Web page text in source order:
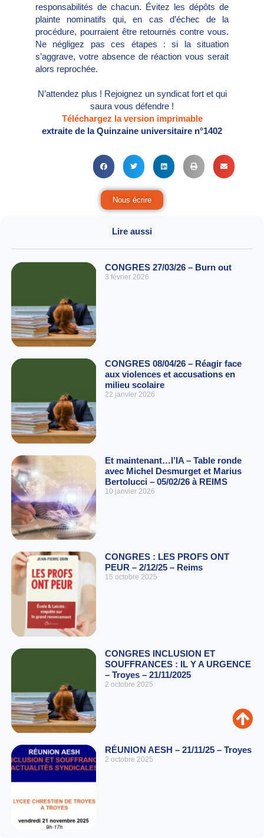
responsabilités de chacun. Évitez les dépôts de
plainte nominatifs qui, en cas d’échec de la
procédure, pourraient être retournés contre vous.
Ne négligez pas ces étapes : si la situation
s’aggrave, votre absence de réaction vous serait
alors reprochée.
N’attendez plus ! Rejoignez un syndicat fort et qui
saura vous défendre !
Téléchargez la version imprimable
extraite de la Quinzaine universitaire n°1402
Nous écrire
Lire aussi
CONGRES 27/03/26 – Burn out
3 février 2026
CONGRES 08/04/26 – Réagir face
aux violences et accusations en
milieu scolaire
22 janvier 2026
Et maintenant…l’IA – Table ronde
avec Michel Desmurget et Marius
Bertolucci – 05/02/26 à REIMS
10 janvier 2026
CONGRES : LES PROFS ONT
PEUR – 2/12/25 – Reims
15 octobre 2025
CONGRES INCLUSION ET
SOUFFRANCES : IL Y A URGENCE
– Troyes – 21/11/2025
2 octobre 2025
RÉUNION AESH – 21/11/25 – Troyes
2 octobre 2025